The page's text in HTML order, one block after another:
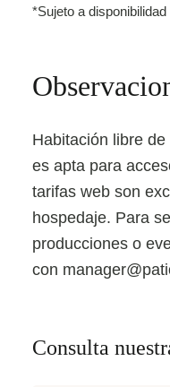
*Sujeto a disponibilidad
Habitación libre de
es apta para
tarifas web son
hospedaje. Para
producciones o
con
Consulta